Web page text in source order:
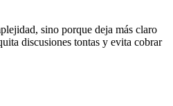
sino porque deja más claro
discusiones tontas y evita cobrar